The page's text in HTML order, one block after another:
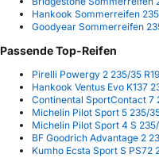
Hankook Sommerreifen
Goodyear Sommerreifen
Passende Top-Reifen
Pirelli Powergy 2 235/35
Hankook Ventus Evo K137
Continental SportContact 7
Michelin Pilot Sport 5 235/
Michelin Pilot Sport 4 S
BF Goodrich Advantage 2
Kumho Ecsta Sport S PS72